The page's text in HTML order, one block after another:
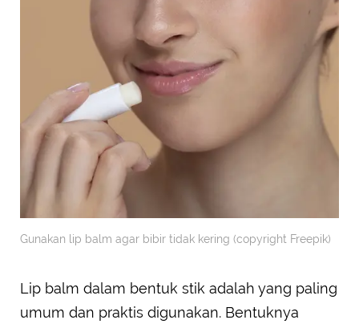
Gunakan lip balm agar bibir tidak kering (copyright Freepik)
Lip balm dalam bentuk stik adalah yang paling
umum dan praktis digunakan. Bentuknya